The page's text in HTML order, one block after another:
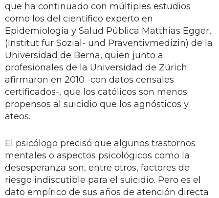
que ha continuado con múltiples estudios
como los del científico experto en
Epidemiología y Salud Pública Matthias Egger,
(Institut für Sozial- und Präventivmedizin) de la
Universidad de Berna, quien junto a
profesionales de la Universidad de Zürich
afirmaron en 2010 -con datos censales
certificados-, que los católicos son menos
propensos al suicidio que los agnósticos y
ateos.
El psicólogo precisó que algunos trastornos
mentales o aspectos psicológicos como la
desesperanza son, entre otros, factores de
riesgo indiscutible para el suicidio. Pero es el
dato empírico de sus años de atención directa